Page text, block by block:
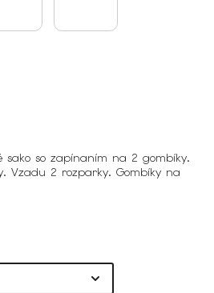
sako so zapínaním na 2 gombíky.
Vzadu 2 rozparky. Gombíky na